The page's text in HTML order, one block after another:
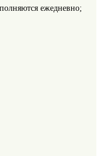
ежедневно;